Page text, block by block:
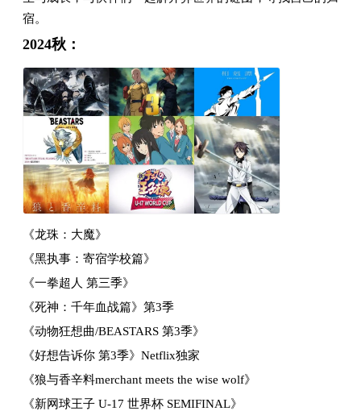
宿。
2024秋：
《龙珠：大魔》
《黑执事：寄宿学校篇》
《一拳超人 第三季》
《死神：千年血战篇》第3季
《动物狂想曲/BEASTARS 第3季》
《好想告诉你 第3季》Netflix独家
《狼与香辛料merchant meets the wise wolf》
《新网球王子 U-17 世界杯 SEMIFINAL》